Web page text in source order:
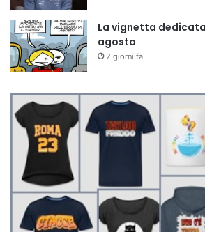
La vignetta
agosto
2 giorni fa